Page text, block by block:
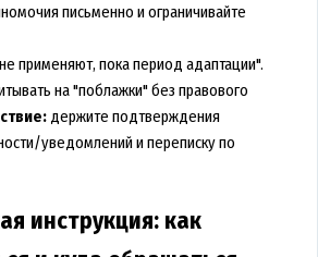
письменно и ограничивайте
применяют, пока период адаптации".
на "поблажки" без правового
держите подтверждения
уведомлений и переписку по
инструкция: как